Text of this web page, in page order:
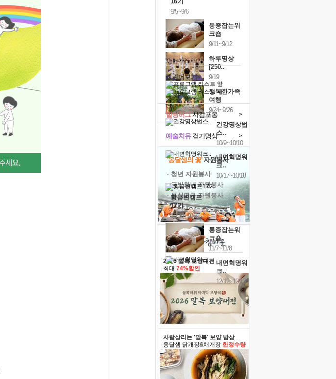
9/5~9/6
통증잡는워
크숍
9/11~9/12
하루명상
[250..
9/19
행복한가족
여행
9/24~9/26
건강명상법
스..
10/9~10/10
내면혁명워
크..
10/17~10/18
황금변캠프
17기
10/30~10/31
통증잡는워
크숍
11/7~11/8
내면혁명워
크..
12/12~12/13
캘린더보기+
예술치유걷기명상 >
힐링허그사감포옹 >
'옹달샘의 꽃'자원봉사
· 청년 자원봉사
· 금빛청년 자원봉사
· 음식연구 자원봉사
2026 말복 보양대전
최대 74%할인
사람살리는 '말복' 보양 밥상
옹달샘 닭개장&채개장 한정수량